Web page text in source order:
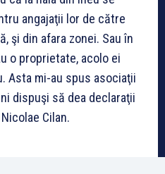
angajaţii lor de către
şi din afara zonei. Sau în
o proprietate, acolo ei
Asta mi-au spus asociaţii
dispuşi să dea declaraţii
Cilan.